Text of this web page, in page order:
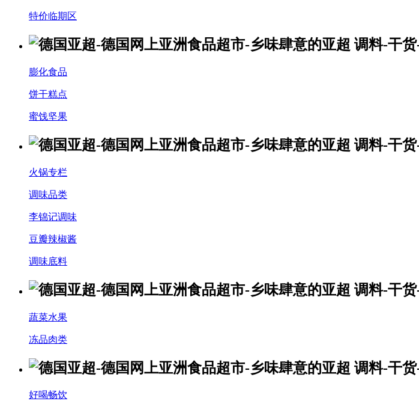
特价临期区
膨化食品
饼干糕点
蜜饯坚果
火锅专栏
调味品类
李锦记调味
豆瓣辣椒酱
调味底料
蔬菜水果
冻品肉类
好喝畅饮